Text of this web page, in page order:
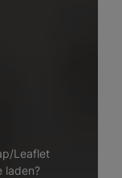
Leaflet
laden?